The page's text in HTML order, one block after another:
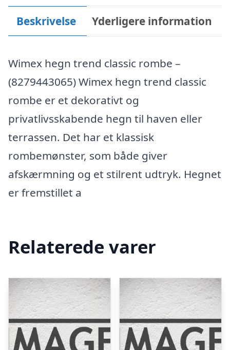
Beskrivelse Yderligere information
Wimex hegn trend classic rombe –
(8279443065) Wimex hegn trend classic
rombe er et dekorativt og
privatlivsskabende hegn til haven eller
terrassen. Det har et klassisk
rombemønster, som både giver
afskærmning og et stilrent udtryk. Hegnet
er fremstillet a
Relaterede varer